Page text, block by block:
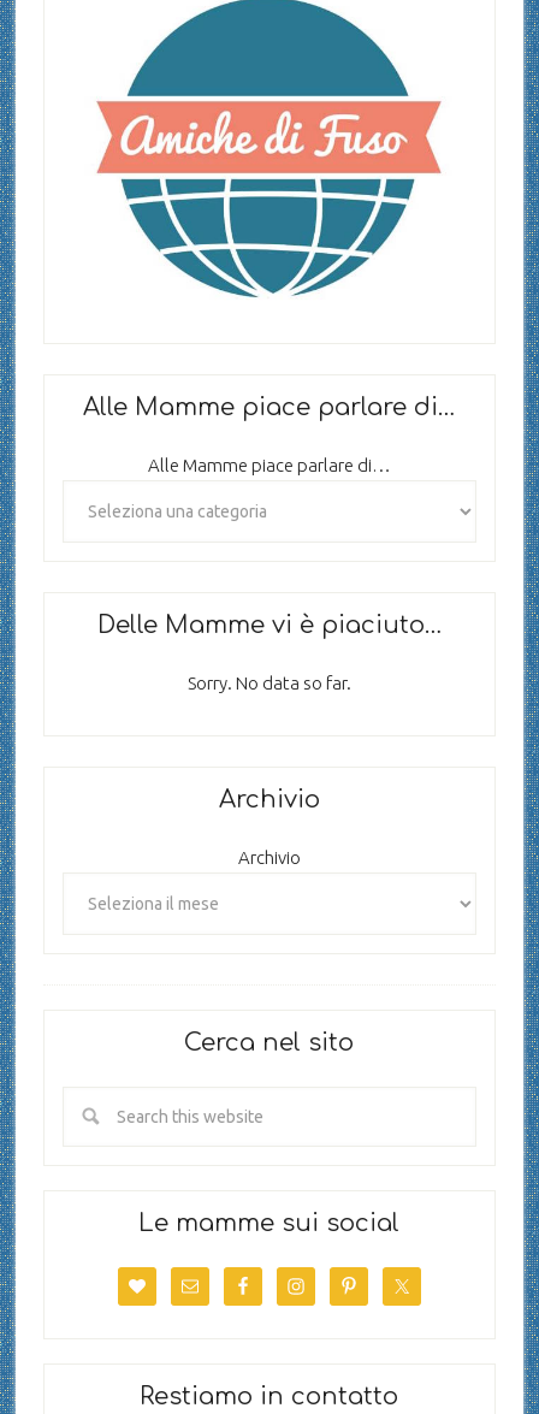
Alle Mamme piace parlare di…
Alle Mamme piace parlare di…
Delle Mamme vi è piaciuto…
Sorry. No data so far.
Archivio
Archivio
Cerca nel sito
Le mamme sui social
Restiamo in contatto